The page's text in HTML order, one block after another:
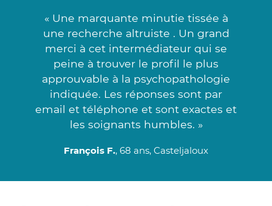
« Une marquante minutie tissée à
une recherche altruiste . Un grand
merci à cet intermédiateur qui se
peine à trouver le profil le plus
approuvable à la psychopathologie
indiquée. Les réponses sont par
email et téléphone et sont exactes et
les soignants humbles. »
François F., 68 ans, Casteljaloux